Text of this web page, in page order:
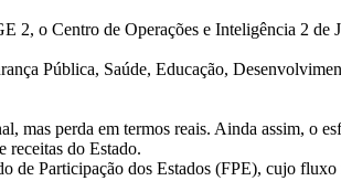
2, o Centro de Operações e Inteligência 2 de
Pública, Saúde, Educação,
mas perda em termos reais. Ainda assim, o
receitas do Estado.
de Participação dos Estados (FPE), cujo